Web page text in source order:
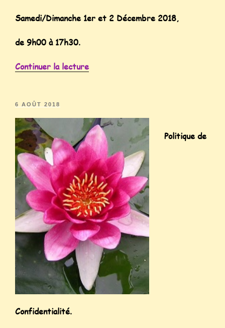
Samedi/Dimanche 1er et 2 Décembre 2018,
de 9h00 à 17h30.
Continuer la lecture
6 AOÛT 2018
Politique de
Confidentialité.